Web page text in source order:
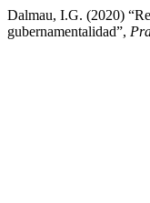
Dalmau, I.G. (2020)
gubernamentalidad”,